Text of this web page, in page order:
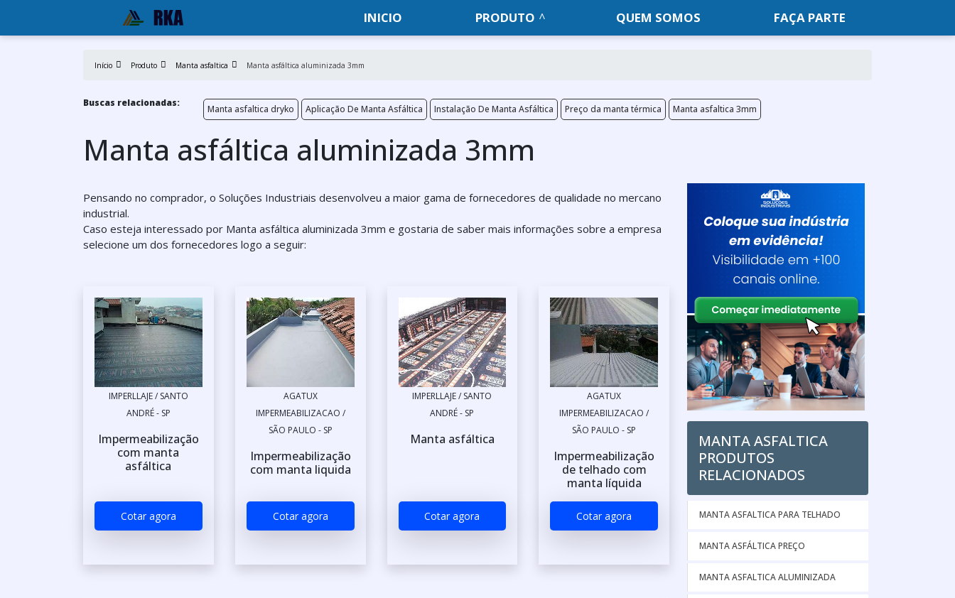
INICIO PRODUTO QUEM SOMOS FAÇA PARTE
Início Produto Manta asfaltica Manta asfáltica aluminizada 3mm
Buscas relacionadas:
Manta asfaltica dryko Aplicação De Manta Asfáltica Instalação De Manta Asfáltica Preço da manta térmica Manta asfaltica 3mm
Manta asfáltica aluminizada 3mm
Pensando no comprador, o Soluções Industriais desenvolveu a maior gama de fornecedores de qualidade no mercano
industrial.
Caso esteja interessado por Manta asfáltica aluminizada 3mm e gostaria de saber mais informações sobre a empresa
selecione um dos fornecedores logo a seguir:
IMPERLLAJE / SANTO
ANDRÉ - SP
Impermeabilização
com manta
asfáltica
Cotar agora
AGATUX
IMPERMEABILIZACAO /
SÃO PAULO - SP
Impermeabilização
com manta liquida
Cotar agora
IMPERLLAJE / SANTO
ANDRÉ - SP
Manta asfáltica
Cotar agora
AGATUX
IMPERMEABILIZACAO /
SÃO PAULO - SP
Impermeabilização
de telhado com
manta líquida
Cotar agora
MANTA ASFALTICA
PRODUTOS
RELACIONADOS
MANTA ASFALTICA PARA TELHADO
MANTA ASFÁLTICA PREÇO
MANTA ASFALTICA ALUMINIZADA